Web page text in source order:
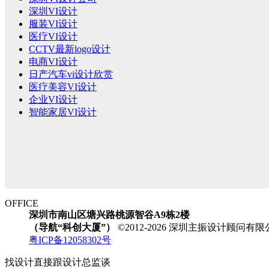
深圳VI设计
服装VI设计
医疗VI设计
CCTV最新logo设计
电商VI设计
日产汽车vi设计欣赏
医疗美容VI设计
企业VI设计
智能家居VI设计
OFFICE
深圳市南山区塘兴路桃源智谷A9栋2楼
（导航“科创大厦”）
©2012-2026 深圳主振设计顾问有限
粤ICP备12058302号
找设计直接跟设计总监谈